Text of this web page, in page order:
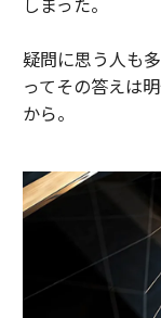
疑問に思う人も
ってその答えは
から。